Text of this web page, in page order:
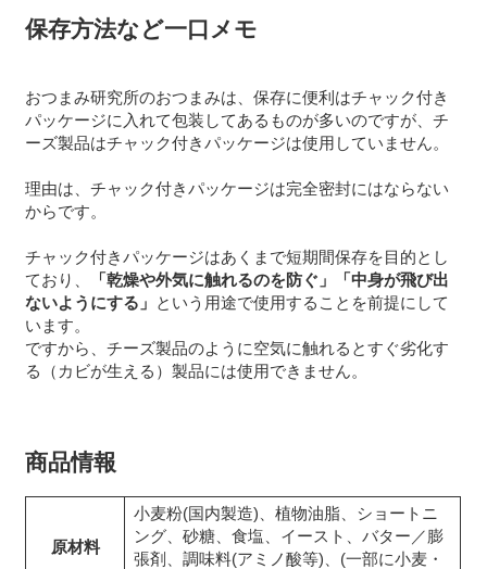
保存方法など一口メモ
おつまみ研究所のおつまみは、保存に便利はチャック付き
パッケージに入れて包装してあるものが多いのですが、チ
ーズ製品はチャック付きパッケージは使用していません。
理由は、チャック付きパッケージは完全密封にはならない
からです。
チャック付きパッケージはあくまで短期間保存を目的とし
ており、
「乾燥や外気に触れるのを防ぐ」「中身が飛び出
ないようにする」 という用途で使用することを前提にして
います。
ですから、チーズ製品のように空気に触れるとすぐ劣化す
る（カビが生える）製品には使用できません。
商品情報
原材料
小麦粉(国内製造)、植物油脂、ショートニ
ング、砂糖、食塩、イースト、バター／膨
張剤、調味料(アミノ酸等)、(一部に小麦・